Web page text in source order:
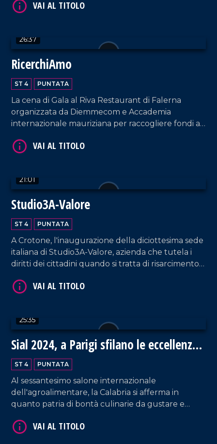
26:37
RicerchiAmo
ST 4 PUNTATA
La cena di Gala al Riva Restaurant di Falerna
organizzata da Diemmecom e Accademia
internazionale mauriziana per raccogliere fondi a
dell'UMG.
21:01
Studio3A-Valore
ST 4 PUNTATA
A Crotone, l'inaugurazione della diciottesima sede
italiana di Studio3A-Valore, azienda che tutela i
diritti dei cittadini quando si tratta di risarcimento
25:35
Sial 2024, a Parigi sfilano le eccellenze
gastronomiche della Calabria
ST 4 PUNTATA
Al sessantesimo salone internazionale
dell'agroalimentare, la Calabria si afferma in
quanto patria di bontà culinarie da gustare e
VAI AL TITOLO
VAI AL TITOLO
VAI AL TITOLO